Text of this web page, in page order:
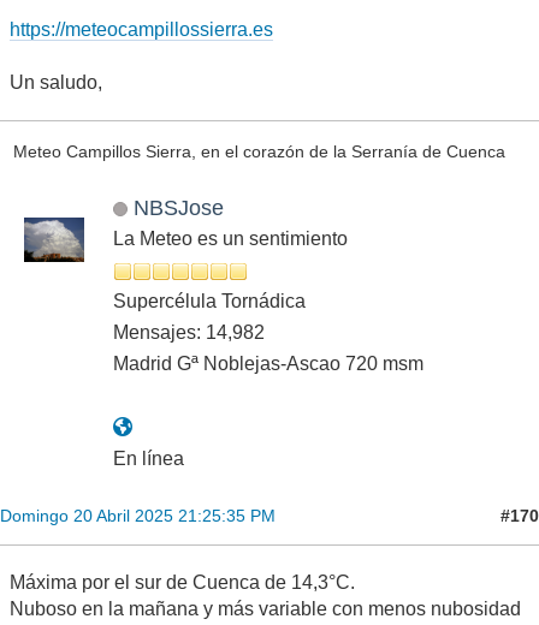
https://meteocampillossierra.es
Un saludo,
Meteo Campillos Sierra, en el corazón de la Serranía de Cuenca
NBSJose
La Meteo es un sentimiento
Supercélula Tornádica
Mensajes: 14,982
Madrid Gª Noblejas-Ascao 720 msm
En línea
Domingo 20 Abril 2025 21:25:35 PM #170
Máxima por el sur de Cuenca de 14,3°C.
Nuboso en la mañana y más variable con menos nubosidad